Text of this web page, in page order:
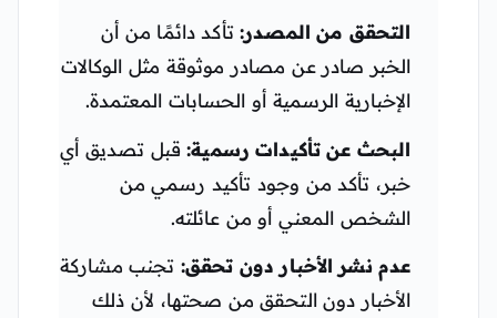
التحقق من المصدر:تأكد دائمًا من أن
الخبر صادر عن مصادر موثوقة مثل الوكالات
الإخبارية الرسمية أو الحسابات المعتمدة.
البحث عن تأكيدات رسمية:قبل تصديق أي
خبر، تأكد من وجود تأكيد رسمي من
الشخص المعني أو من عائلته.
عدم نشر الأخبار دون تحقق: تجنب مشاركة
الأخبار دون التحقق من صحتها، لأن ذلك